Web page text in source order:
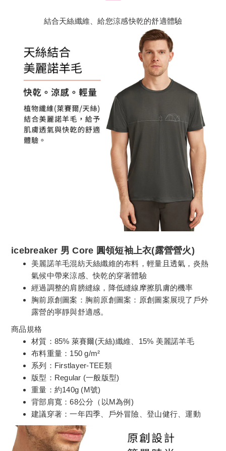
結合天絲纖維、給您涼感快乾的舒適體驗
icebreaker 男 Core 圓領短袖上衣(露營營火)
美麗諾羊毛混紡天絲纖維的布料，輕量且透氣，炎熱
氣候中帶來涼感、快乾的穿著體驗
經過調整的肩膀縫線，降低縫線摩擦肌膚的機率
胸前原創圖案：胸前原創圖案：原創圖案展現了戶外
露營的寧靜與舒適感。
商品規格
材質：85% 萊賽爾(天絲)纖維、15% 美麗諾羊毛
布料重量：150 g/m²
系列：Firstlayer-TEE類
版型：Regular (一般版型)
重量：約140g (M號)
背部肩寬：68公分（以M為例)
建議穿著：一年四季、戶外冒險、登山健行、運動